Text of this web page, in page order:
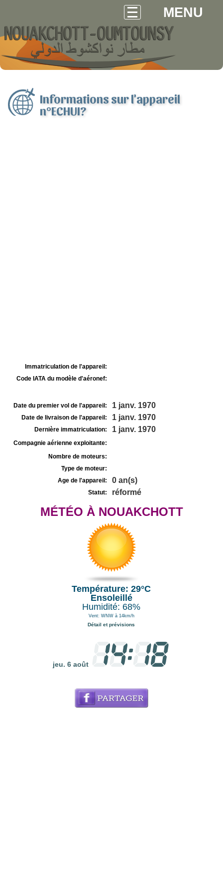
MENU
Informations sur l'appareil
n°ECHUI?
Immatriculation de l'appareil:
Code IATA du modèle d'aéronef:
Date du premier vol de l'appareil: 1 janv. 1970
Date de livraison de l'appareil: 1 janv. 1970
Dernière immatriculation: 1 janv. 1970
Compagnie aérienne exploitante:
Nombre de moteurs:
Type de moteur:
Age de l'appareil:
0 an(s)
Statut: réformé
MÉTÉO À NOUAKCHOTT
Température: 29°C
Ensoleillé
Humidité: 68%
Vent: WNW à 14km/h
Détail et prévisions
jeu. 6 août